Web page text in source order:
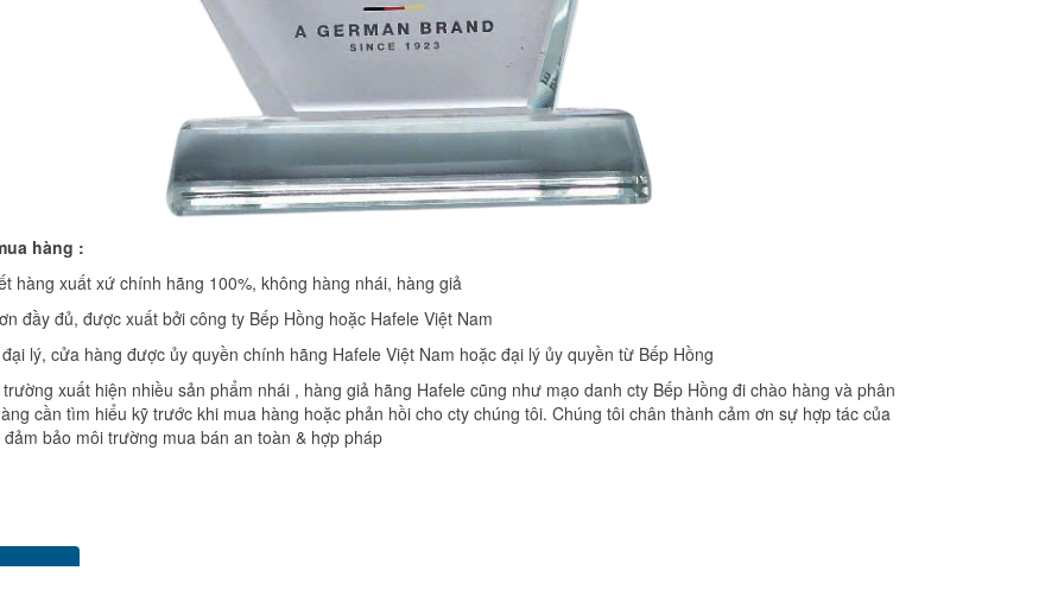
hàng :
hàng xuất xứ chính hãng 100%, không hàng nhái, hàng giả
đầy đủ, được xuất bởi công ty Bếp Hồng hoặc Hafele Việt Nam
lý, cửa hàng được ủy quyền chính hãng Hafele Việt Nam hoặc đại lý ủy quyền từ Bếp Hồng
xuất hiện nhiều sản phẩm nhái , hàng giả hãng Hafele cũng như mạo danh cty Bếp Hồng đi chào hàng và phân
cần tìm hiểu kỹ trước khi mua hàng hoặc phản hồi cho cty chúng tôi. Chúng tôi chân thành cảm ơn sự hợp tác của
bảo môi trường mua bán an toàn & hợp pháp
Facebook